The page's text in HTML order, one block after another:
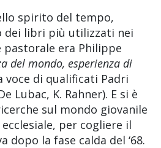
spirito del tempo,
dei libri più utilizzati nei
era Philippe
del mondo, esperienza di
voce di qualificati Padri
Lubac, K. Rahner). E si è
sul mondo giovanile
ecclesiale, per cogliere il
dopo la fase calda del ‘68.